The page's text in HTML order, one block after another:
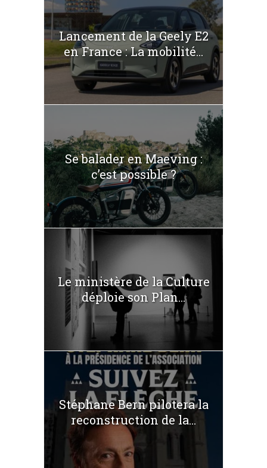
Lancement de la Geely E2
en France : La mobilité...
Se balader en Maeving :
c’est possible ?
Le ministère de la Culture
déploie son Plan...
Stéphane Bern pilotera la
reconstruction de la...